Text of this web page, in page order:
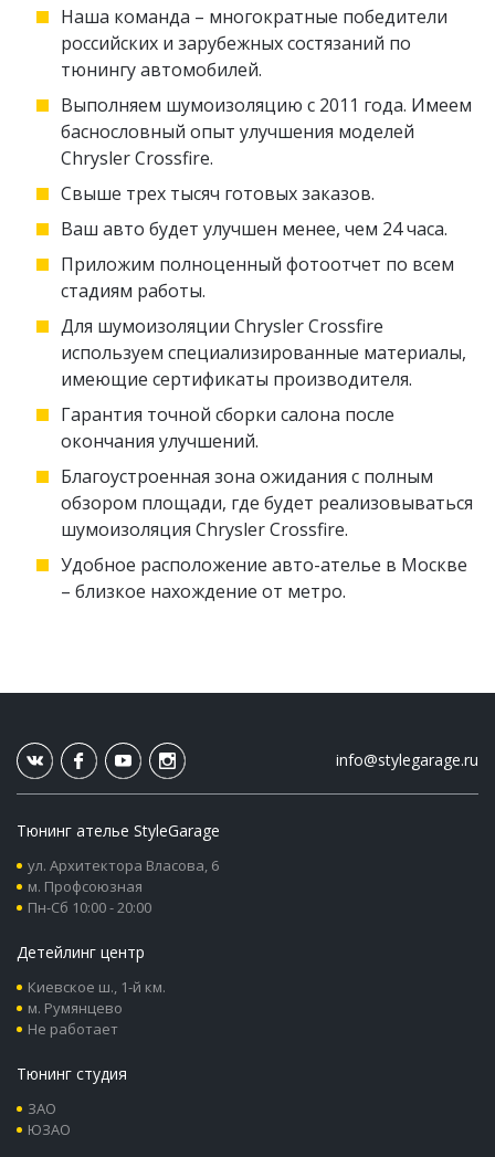
Наша команда – многократные победители
российских и зарубежных состязаний по
тюнингу автомобилей.
Выполняем шумоизоляцию с 2011 года. Имеем
баснословный опыт улучшения моделей
Chrysler Crossfire.
Свыше трех тысяч готовых заказов.
Ваш авто будет улучшен менее, чем 24 часа.
Приложим полноценный фотоотчет по всем
стадиям работы.
Для шумоизоляции Chrysler Crossfire
используем специализированные материалы,
имеющие сертификаты производителя.
Гарантия точной сборки салона после
окончания улучшений.
Благоустроенная зона ожидания с полным
обзором площади, где будет реализовываться
шумоизоляция Chrysler Crossfire.
Удобное расположение авто-ателье в Москве
– близкое нахождение от метро.
info@stylegarage.ru
Тюнинг ателье StyleGarage
ул. Архитектора Власова, 6
м. Профсоюзная
Пн-Сб 10:00 - 20:00
Детейлинг центр
Киевское ш., 1-й км.
м. Румянцево
Не работает
Тюнинг студия
ЗАО
ЮЗАО